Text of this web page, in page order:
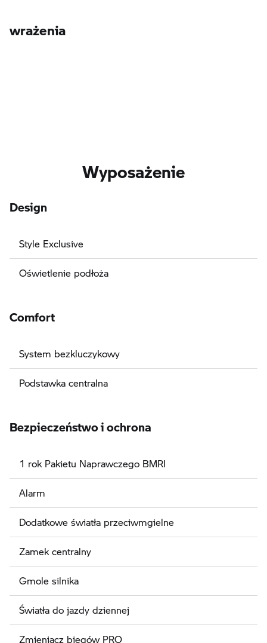
wrażenia
Wyposażenie
Design
Style Exclusive
Oświetlenie podłoża
Comfort
System bezkluczykowy
Podstawka centralna
Bezpieczeństwo i ochrona
1 rok Pakietu Naprawczego BMRI
Alarm
Dodatkowe światła przeciwmgielne
Zamek centralny
Gmole silnika
Światła do jazdy dziennej
Zmieniacz biegów PRO